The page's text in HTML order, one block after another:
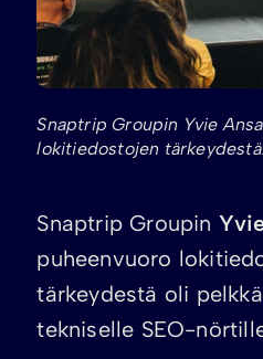
Snaptrip Groupin Yvie
lokitiedostojen tärkeydestä.
Snaptrip Groupin
puheenvuoro
tärkeydestä oli
tekniselle SEO-